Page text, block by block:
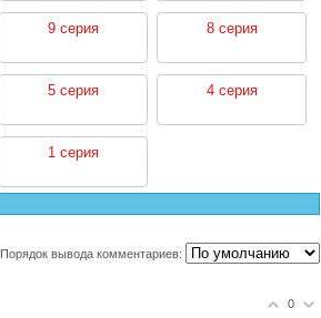
9 серия 8 серия
5 серия 4 серия
1 серия
Порядок вывода комментариев:
0